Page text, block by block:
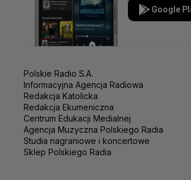
Google
Polskie Radio S.A.
Informacyjna Agencja Radiowa
Redakcja Katolicka
Redakcja Ekumeniczna
Centrum Edukacji Medialnej
Agencja Muzyczna Polskiego Radia
Studia nagraniowe i koncertowe
Sklep Polskiego Radia